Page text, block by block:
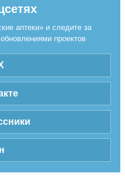
аптеки» и следите за
проектов